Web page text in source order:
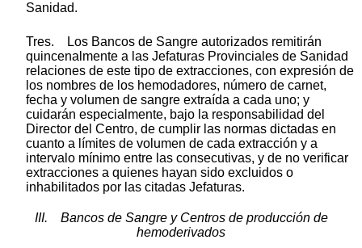
Sanidad.
Tres. Los Bancos de Sangre autorizados remitirán
quincenalmente a las Jefaturas Provinciales de Sanidad
relaciones de este tipo de extracciones, con expresión de
los nombres de los hemodadores, número de carnet,
fecha y volumen de sangre extraída a cada uno; y
cuidarán especialmente, bajo la responsabilidad del
Director del Centro, de cumplir las normas dictadas en
cuanto a límites de volumen de cada extracción y a
intervalo mínimo entre las consecutivas, y de no verificar
extracciones a quienes hayan sido excluidos o
inhabilitados por las citadas Jefaturas.
III. Bancos de Sangre y Centros de producción de
hemoderivados